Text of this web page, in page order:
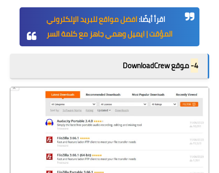
اقرأ أيضًا:افضل مواقع للبريد الإلكتروني
المؤقت | ايميل وهمي جاهز مع كلمة السر
4- موقع DownloadCrew